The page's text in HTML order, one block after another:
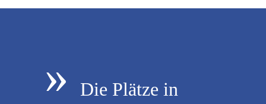
»
Die Plätze in